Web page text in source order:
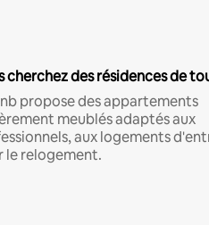
cherchez des résidences de
propose des appartements
meublés adaptés aux
aux logements
le relogement.